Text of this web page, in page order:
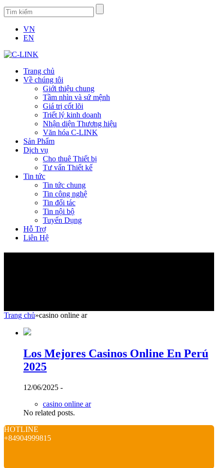
VN
EN
Trang chủ
Về chúng tôi
Giới thiệu chung
Tầm nhìn và sứ mệnh
Giá trị cốt lõi
Triết lý kinh doanh
Nhận diện Thương hiệu
Văn hóa C-LINK
Sản Phẩm
Dịch vụ
Cho thuê Thiết bị
Tư vấn Thiết kế
Tin tức
Tin tức chung
Tin công nghệ
Tin đối tác
Tin nội bộ
Tuyển Dụng
Hỗ Trợ
Liên Hệ
Trang chủ»casino online ar
Los Mejores Casinos Online En Perú
2025
12/06/2025 -
casino online ar
No related posts.
HOTLINE
+84904999815